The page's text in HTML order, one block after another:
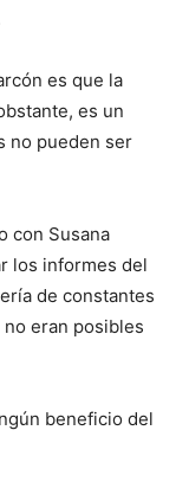
es que la
es un
no pueden ser
con Susana
los informes del
de constantes
eran posibles
beneficio del